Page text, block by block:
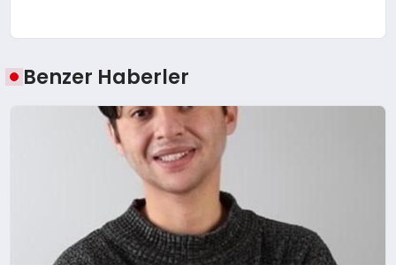
Benzer Haberler